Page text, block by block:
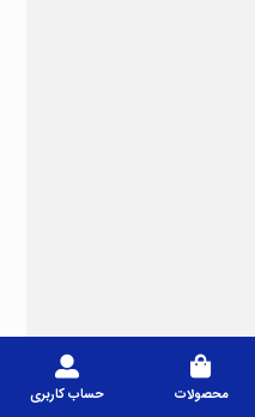
محصولات حساب کاربری